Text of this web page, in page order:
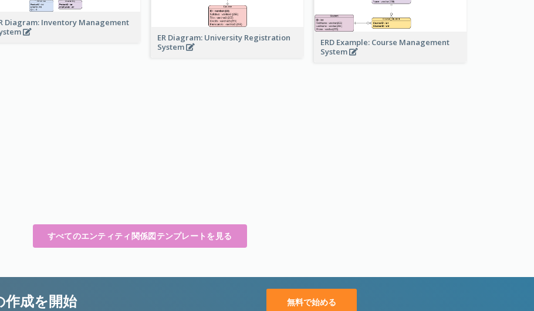
Diagram: Inventory Management
ER Diagram: University Registration
System
ERD Example: Course Management
System
すべてのエンティティ関係図テンプレートを見る
成を開始 無料で始める